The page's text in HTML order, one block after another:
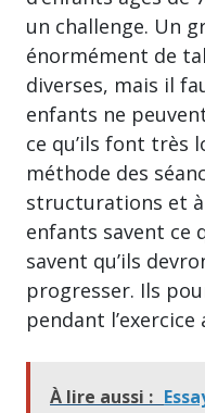
un challenge. Un
énormément de
diverses, mais il
enfants ne
ce qu’ils font très
méthode des
structurations et
enfants savent ce
savent qu’ils
progresser. Ils
pendant
À lire aussi :